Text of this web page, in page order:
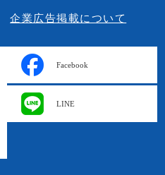
企業広告掲載について
Facebook
LINE